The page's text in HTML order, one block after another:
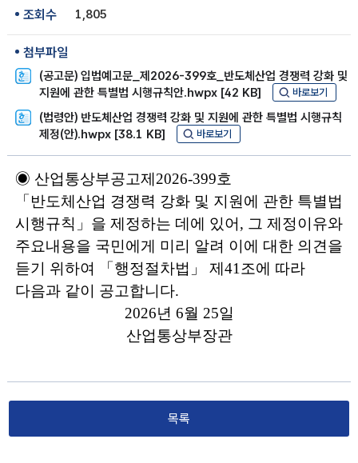
조회수 1,805
첨부파일
(공고문) 입법예고문_제2026-399호_반도체산업 경쟁력 강화 및
지원에 관한 특별법 시행규칙안.hwpx [42 KB]
바로보기
(법령안) 반도체산업 경쟁력 강화 및 지원에 관한 특별법 시행규칙
제정(안).hwpx [38.1 KB]
바로보기
◉ 산업통상부공고제 2026-399호
「 반도체산업 경쟁력 강화 및 지원에 관한 특별법
시행규칙 」 을 제정하는 데에 있어 , 그 제정이유와
주요내용을 국민에게 미리 알려 이에 대한 의견을
듣기 위하여
「 행정절차법 」 제 41 조에 따라
다음과 같이 공고합니다.
2026년 6월 25일
산업통상부장관
목록